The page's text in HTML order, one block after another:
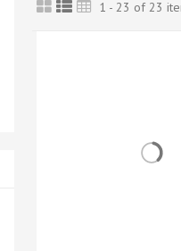
1 - 23 of 23